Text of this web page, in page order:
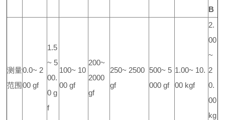
B
测量
范围
0.0~ 2
00 gf
1.5
~ 5
00.
0 g
f
100~ 10
00 gf
200~
2000
gf
250~ 2500
gf
500~ 5
000 gf
1.00~ 10.
00 kgf
2.
00
~
2
0.
00
kg